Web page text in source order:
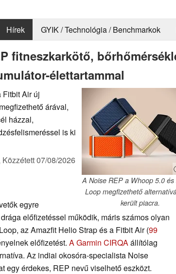
Hírek GYIK / Technológia / Benchmarkok
fitneszkarkötő,
élettartammal
A Noise REP a Whoop 5.0 és
Loop megfizethető
került piacra.
Fitbit Air új
árával,
házzal,
is ki
Közzétett07/08/2026
egyre
előfizetéssel működik, máris számos olyan
az Amazfit Helio Strap és a Fitbit Air (99
előfizetést. A Garmin CIRQAállítólag
Az indiai okosóra-specialista Noise
egy érdekes, REP nevű viselhető eszközt.